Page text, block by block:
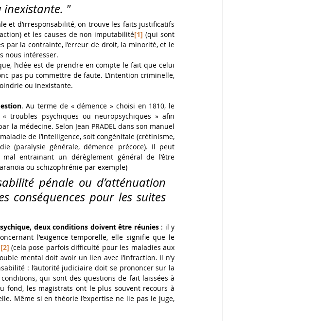
inexistante. "
et d’irresponsabilité, on trouve les faits justificatifs
et les causes de non imputabilité[1] (qui sont
par la contrainte, l’erreur de droit, la minorité, et le
nous intéresser.
l’idée est de prendre en compte le fait que celui
pas pu commettre de faute. L’intention criminelle,
ou inexistante.
. Au terme de « démence » choisi en 1810, le
troubles psychiques ou neuropsychiques » afin
la médecine. Selon Jean PRADEL dans son manuel
de l’intelligence, soit congénitale (crétinisme,
(paralysie générale, démence précoce). Il peut
entrainant un dérèglement général de l’être
ou schizophrénie par exemple)
pénale ou d’atténuation
conséquences pour les suites
deux conditions doivent être réunies : il y
l’exigence temporelle, elle signifie que le
[2] (cela pose parfois difficulté pour les maladies aux
mental doit avoir un lien avec l’infraction. Il n’y
: l’autorité judiciaire doit se prononcer sur la
qui sont des questions de fait laissées à
fond, les magistrats ont le plus souvent recours à
Même si en théorie l’expertise ne lie pas le juge,